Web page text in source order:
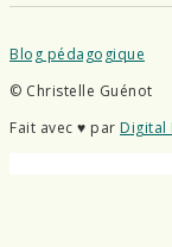
Blog pédagogique
© Christelle Guénot
Fait avec ♥ par Digital